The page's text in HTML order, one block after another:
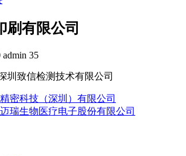
刷有限公司
admin 35
密科技（深圳）有限公司
瑞生物医疗电子股份有限公司